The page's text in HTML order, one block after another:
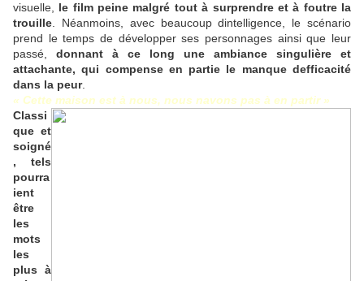
visuelle, le film peine malgré tout à surprendre et à foutre la
trouille . Néanmoins, avec beaucoup dintelligence, le scénario
prend le temps de développer ses personnages ainsi que leur
passé, donnant à ce long une ambiance singulière et
attachante, qui compense en partie le manque defficacité
dans la peur.
« Cette maison est à nous, nous navons pas à en partir »
Classi
que et
soigné
, tels
pourra
ient
être
les
mots
les
plus à